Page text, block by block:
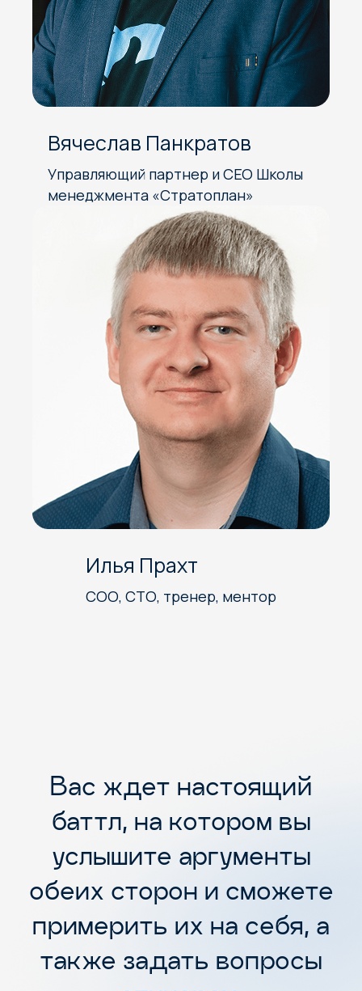
Вячеслав Панкратов
Управляющий партнер и CEO Школы
менеджмента «Стратоплан»
Илья Прахт
СОО, СТО, тренер, ментор
Вас ждет настоящий
баттл, на котором вы
услышите аргументы
обеих сторон и сможете
примерить их на себя, а
также задать вопросы